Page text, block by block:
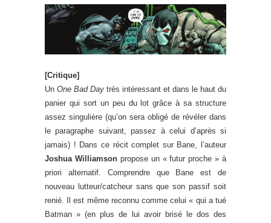
[Critique]
Un One Bad Day très intéressant et dans le haut du
panier qui sort un peu du lot grâce à sa structure
assez singulière (qu’on sera obligé de révéler dans
le paragraphe suivant, passez à celui d’après si
jamais) ! Dans ce récit complet sur Bane, l’auteur
Joshua Williamsonpropose un « futur proche » à
priori alternatif. Comprendre que Bane est de
nouveau lutteur/catcheur sans que son passif soit
renié. Il est même reconnu comme celui « qui a tué
Batman » (en plus de lui avoir brisé le dos des